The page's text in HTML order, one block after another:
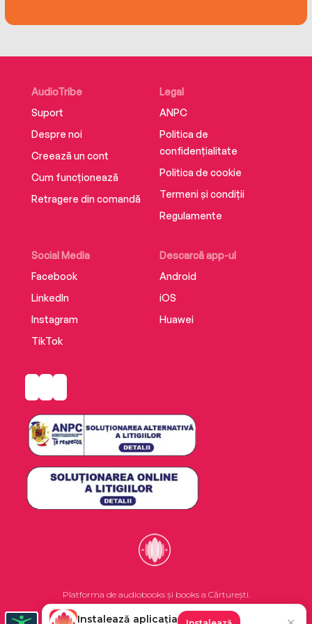
flawlessly. And master every modern format
Stop writing to fit in. Start writing to stand out.
Boost your career by writing without bullshit.
AudioTribe
Suport
Despre noi
Creează un cont
Cum funcționează
Retragere din comandă
Social Media
Facebook
LinkedIn
Instagram
TikTok
Descarcă app-ul
Android
iOS
Huawei
Legal
ANPC
Politica de
confidențialitate
Politica de cookie
Termeni și condiții
Regulamente
Platforma de audiobooks și books a Cărturești.
Instalează aplicația